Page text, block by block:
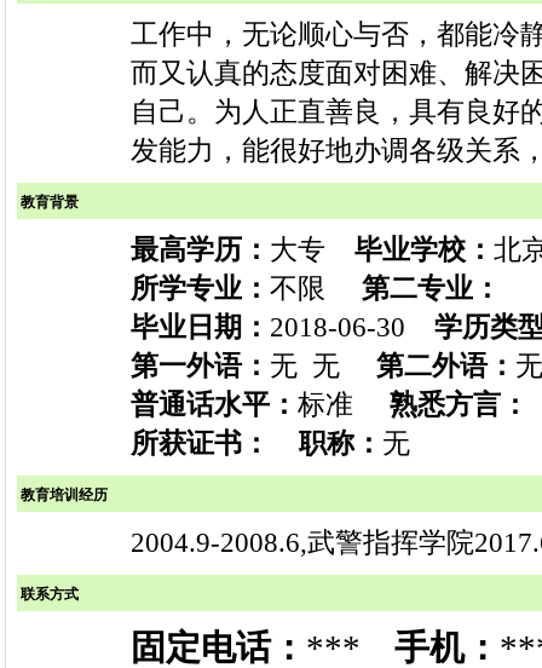
工作中，无论顺心与否，都能冷
而又认真的态度面对困难、解决
自己。为人正直善良，具有良好
发能力，能很好地办调各级关系
教育背景
最高学历： 大专 毕业学校： 北
所学专业： 不限 第二专业：
毕业日期： 2018-06-30 学历类
第一外语： 无 无 第二外语：
普通话水平： 标准 熟悉方言：
所获证书：
职称： 无
教育培训经历
2004.9-2008.6,武警指挥学院
联系方式
固定电话： *** 手机：